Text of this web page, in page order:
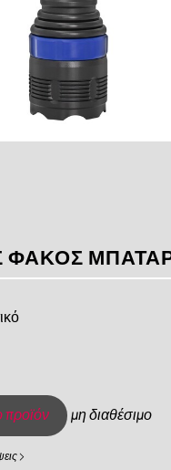
ΦΑΚΌΣ
προϊόν μη διαθέσιμο